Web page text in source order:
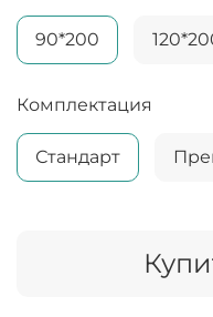
90*200
Комплектация
Стандарт